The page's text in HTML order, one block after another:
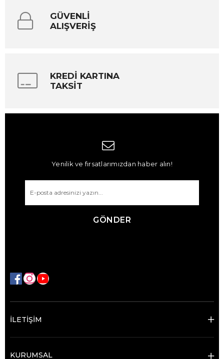
GÜVENLİ
ALIŞVERİŞ
KREDİ KARTINA
TAKSİT
Yenilik ve fırsatlarımızdan haber alın!
GÖNDER
İLETİŞİM
KURUMSAL